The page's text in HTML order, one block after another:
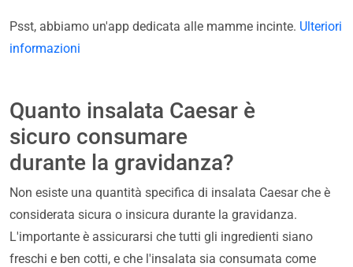
Psst, abbiamo un'app dedicata alle mamme incinte. Ulteriori
informazioni
Quanto insalata Caesar è
sicuro consumare
durante la gravidanza?
Non esiste una quantità specifica di insalata Caesar che è
considerata sicura o insicura durante la gravidanza.
L'importante è assicurarsi che tutti gli ingredienti siano
freschi e ben cotti, e che l'insalata sia consumata come